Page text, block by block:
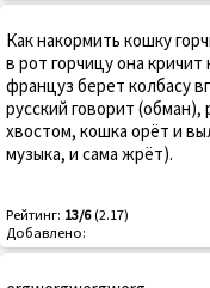
Как накормить кошку
в рот горчицу она
француз берет колбасу
русский говорит
хвостом, кошка орёт и
музыка, и сама жрёт).
Рейтинг: 13/6(2.17)
Добавлено: